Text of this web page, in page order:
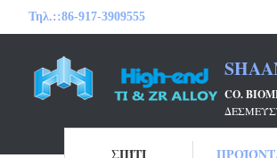
Τηλ.::86-917-3909555
CO.
ΣΠΊΤΙ